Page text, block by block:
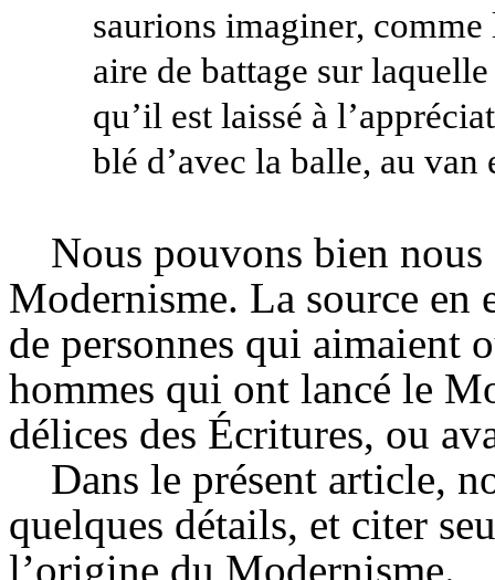
saurions imaginer,
aire de battage sur
qu’il est laissé à
blé d’avec la balle, au
Nous pouvons bien
Modernisme. La source
de personnes qui aimaient
hommes qui ont lancé le
délices des Écritures, ou
Dans le présent article,
quelques détails, et citer
l’origine du Modernisme.